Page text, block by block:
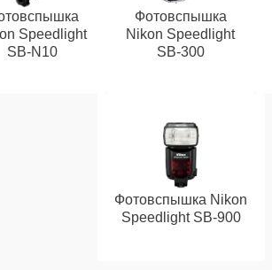
Speedlight
SB-N10
Фотовспышка
Nikon Speedlight
SB-300
Фотовспышка Nikon
Speedlight SB-900